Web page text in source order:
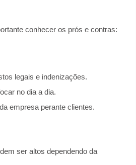
conhecer os prós e contras:
legais e indenizações.
no dia a dia.
empresa perante clientes.
ser altos dependendo da